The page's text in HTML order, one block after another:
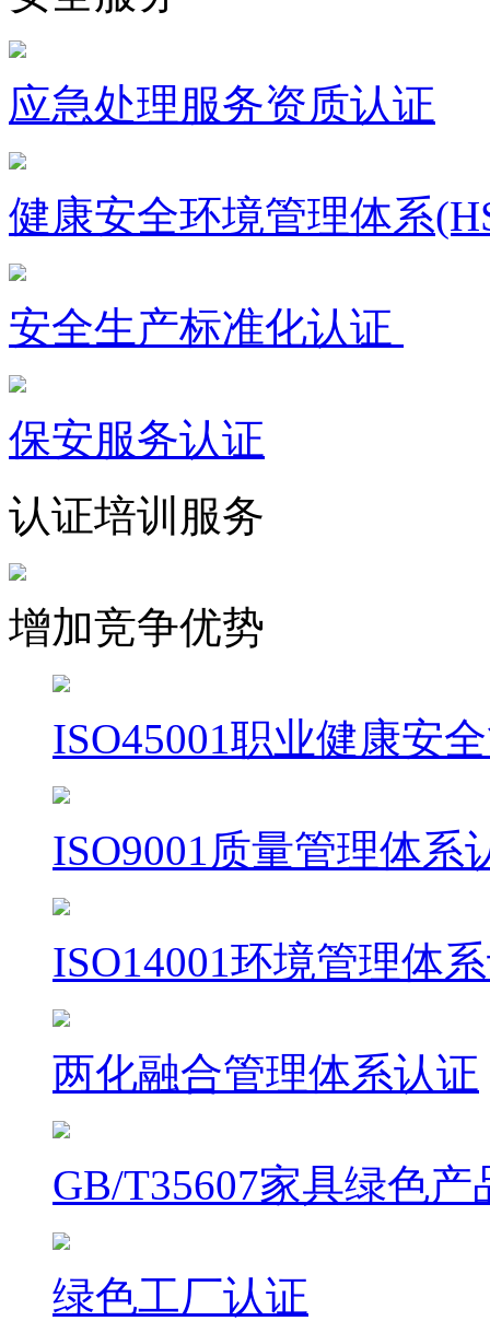
应急处理服务资质认证
健康安全环境管理体系
安全生产标准化认证
保安服务认证
认证培训服务
增加竞争优势
ISO45001职业健康安
ISO9001质量管理体系
ISO14001环境管理体
两化融合管理体系认证
GB/T35607家具绿色产
绿色工厂认证